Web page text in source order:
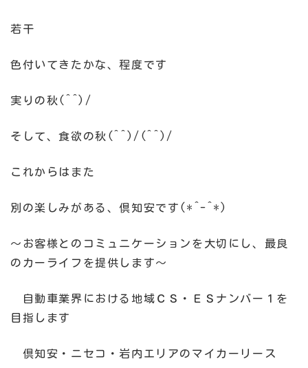
若干
色付いてきたかな、程度です
実りの秋(^^)/
そして、食欲の秋(^^)/(^^)/
これからはまた
別の楽しみがある、倶知安です(*^-^*)
～お客様とのコミュニケーションを大切にし、最良
のカーライフを提供します～
自動車業界における地域ＣＳ・ＥＳナンバー１を
目指します
倶知安・ニセコ・岩内エリアのマイカーリース